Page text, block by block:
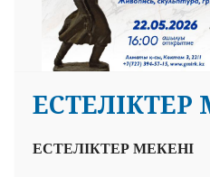
ЕСТЕЛІКТЕР
ЕСТЕЛІКТЕР МЕКЕНІ